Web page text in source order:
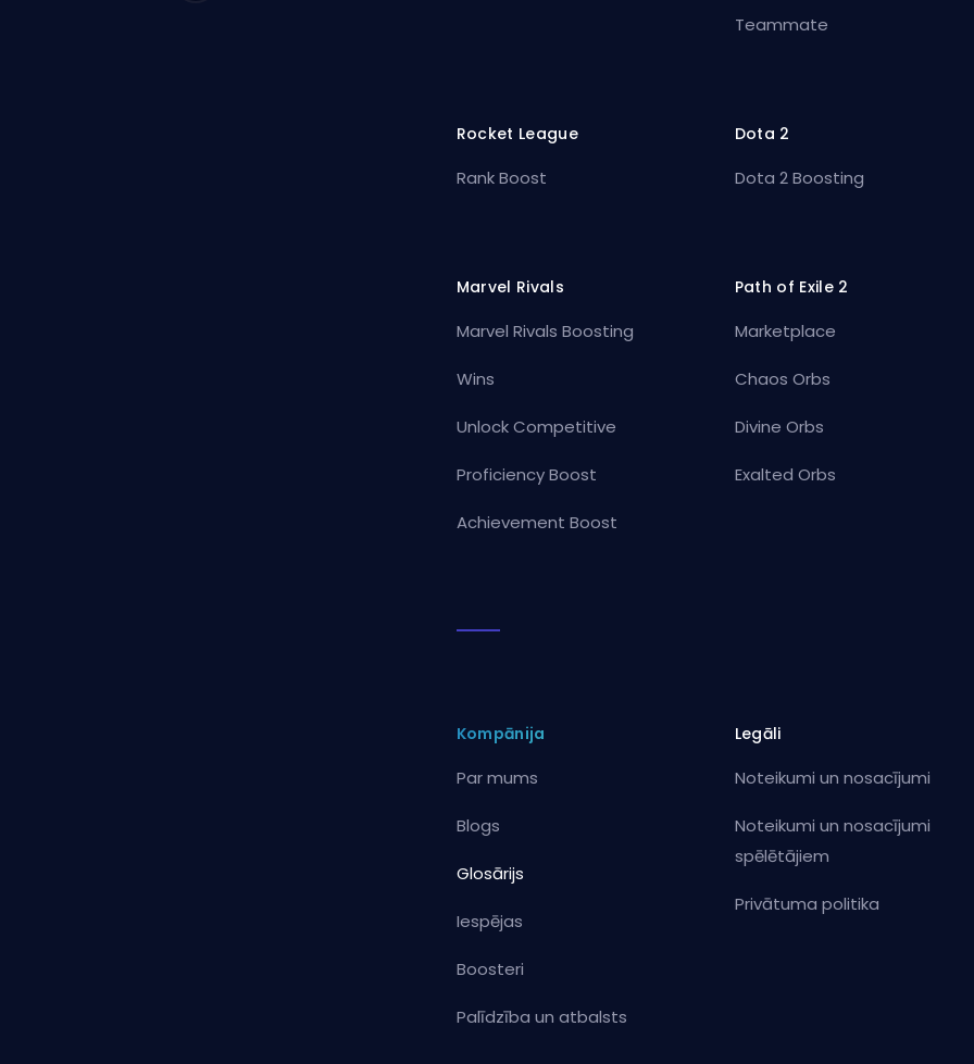
Teammate
Rocket League
Rank Boost
Dota 2
Dota 2 Boosting
Marvel Rivals
Marvel Rivals Boosting
Wins
Unlock Competitive
Proficiency Boost
Achievement Boost
Path of Exile 2
Marketplace
Chaos Orbs
Divine Orbs
Exalted Orbs
Kompānija
Par mums
Blogs
Glosārijs
Iespējas
Boosteri
Palīdzība un atbalsts
Legāli
Noteikumi un nosacījumi
Noteikumi un nosacījumi
spēlētājiem
Privātuma politika